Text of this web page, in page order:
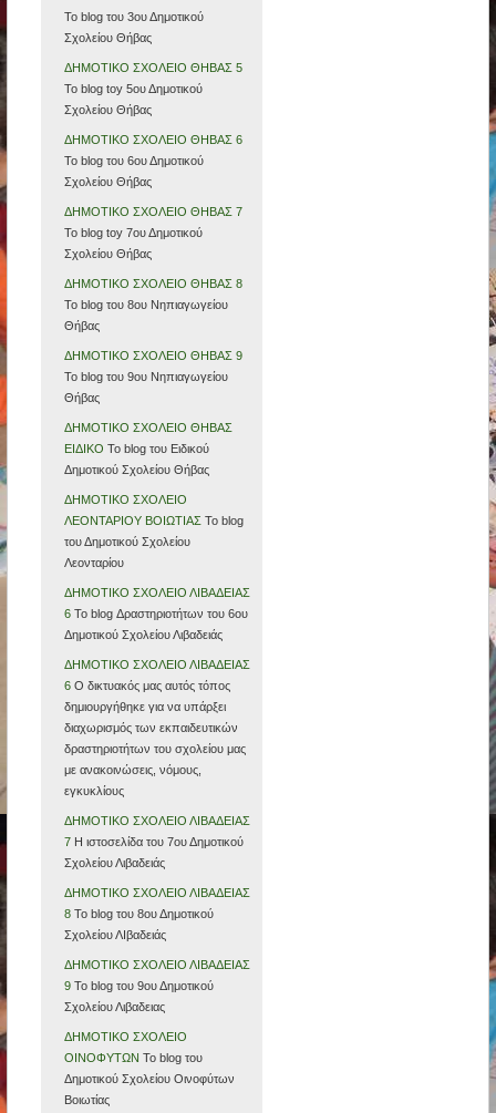
Το blog του 3ου Δημοτικού
Σχολείου Θήβας
ΔΗΜΟΤΙΚΟ ΣΧΟΛΕΙΟ ΘΗΒΑΣ 5
Το blog toy 5ου Δημοτικού
Σχολείου Θήβας
ΔΗΜΟΤΙΚΟ ΣΧΟΛΕΙΟ ΘΗΒΑΣ 6
Το blog τoυ 6ου Δημοτικού
Σχολείου Θήβας
ΔΗΜΟΤΙΚΟ ΣΧΟΛΕΙΟ ΘΗΒΑΣ 7
To blog toy 7ου Δημοτικού
Σχολείου Θήβας
ΔΗΜΟΤΙΚΟ ΣΧΟΛΕΙΟ ΘΗΒΑΣ 8
Το blog του 8ου Νηπιαγωγείου
Θήβας
ΔΗΜΟΤΙΚΟ ΣΧΟΛΕΙΟ ΘΗΒΑΣ 9
Το blog του 9ου Νηπιαγωγείου
Θήβας
ΔΗΜΟΤΙΚΟ ΣΧΟΛΕΙΟ ΘΗΒΑΣ
ΕΙΔΙΚΟ Το blog του Ειδικού
Δημοτικού Σχολείου Θήβας
ΔΗΜΟΤΙΚΟ ΣΧΟΛΕΙΟ
ΛΕΟΝΤΑΡΙΟΥ ΒΟΙΩΤΙΑΣ Το blog
του Δημοτικού Σχολείου
Λεονταρίου
ΔΗΜΟΤΙΚΟ ΣΧΟΛΕΙΟ ΛΙΒΑΔΕΙΑΣ
6Το blog Δραστηριοτήτων του 6ου
Δημοτικού Σχολείου Λιβαδειάς
ΔΗΜΟΤΙΚΟ ΣΧΟΛΕΙΟ ΛΙΒΑΔΕΙΑΣ
6Ο δικτυακός μας αυτός τόπος
δημιουργήθηκε για να υπάρξει
διαχωρισμός των εκπαιδευτικών
δραστηριοτήτων του σχολείου μας
με ανακοινώσεις, νόμους,
εγκυκλίους
ΔΗΜΟΤΙΚΟ ΣΧΟΛΕΙΟ ΛΙΒΑΔΕΙΑΣ
7Η ιστοσελίδα του 7ου Δημοτικού
Σχολείου Λιβαδειάς
ΔΗΜΟΤΙΚΟ ΣΧΟΛΕΙΟ ΛΙΒΑΔΕΙΑΣ
8Το blog του 8ου Δημοτικού
Σχολείου ΛΙβαδειάς
ΔΗΜΟΤΙΚΟ ΣΧΟΛΕΙΟ ΛΙΒΑΔΕΙΑΣ
9Το blog του 9ου Δημοτικού
Σχολείου Λιβαδειας
ΔΗΜΟΤΙΚΟ ΣΧΟΛΕΙΟ
ΟΙΝΟΦΥΤΩΝ Το blog του
Δημοτικού Σχολείου Οινοφύτων
Βοιωτίας